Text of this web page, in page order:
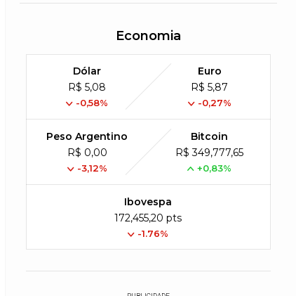
Economia
Dólar
R$ 5,08
-0,58%
Euro
R$ 5,87
-0,27%
Peso Argentino
R$ 0,00
-3,12%
Bitcoin
R$ 349,777,65
+0,83%
Ibovespa
172,455,20 pts
-1.76%